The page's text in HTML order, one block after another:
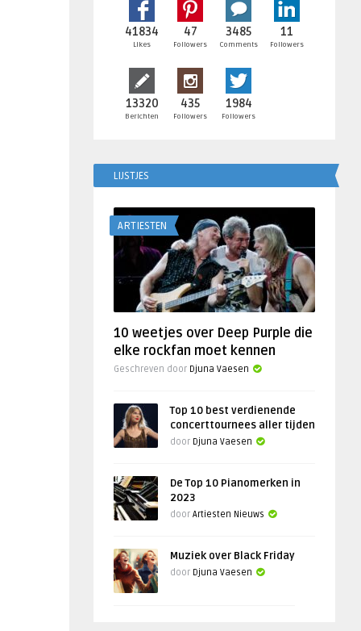
41834
Likes
47
Followers
3485
Comments
11
Followers
13320
Berichten
435
Followers
1984
Followers
LIJSTJES
ARTIESTEN
10 weetjes over Deep Purple die
elke rockfan moet kennen
Geschreven door Djuna Vaesen
Top 10 best verdienende
concerttournees aller tijden
door Djuna Vaesen
De Top 10 Pianomerken in
2023
door Artiesten Nieuws
Muziek over Black Friday
door Djuna Vaesen